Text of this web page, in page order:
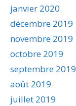
janvier 2020
décembre 2019
novembre 2019
octobre 2019
septembre 2019
août 2019
juillet 2019